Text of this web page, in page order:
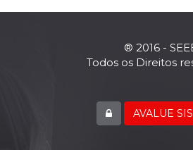
® 2016 -
Todos os Direitos
AVALUE